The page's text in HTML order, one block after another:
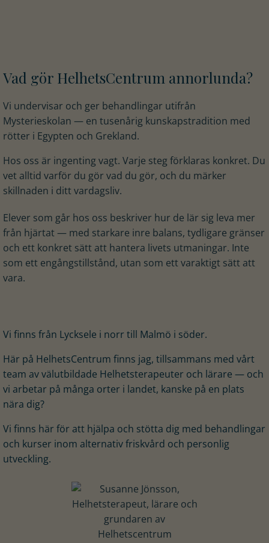
Vad gör HelhetsCentrum annorlunda?
Vi undervisar och ger behandlingar utifrån
Mysterieskolan — en tusenårig kunskapstradition med
rötter i Egypten och Grekland.
Hos oss är ingenting vagt. Varje steg förklaras konkret. Du
vet alltid varför du gör vad du gör, och du märker
skillnaden i ditt vardagsliv.
Elever som går hos oss beskriver hur de lär sig leva mer
från hjärtat — med starkare inre balans, tydligare gränser
och ett konkret sätt att hantera livets utmaningar. Inte
som ett engångstillstånd, utan som ett varaktigt sätt att
vara.
Vi finns från Lycksele i norr till Malmö i söder.
Här på HelhetsCentrum finns jag, tillsammans med vårt
team av välutbildade Helhetsterapeuter och lärare — och
vi arbetar på många orter i landet, kanske på en plats
nära dig?
Vi finns här för att hjälpa och stötta dig med behandlingar
och kurser inom alternativ friskvård och personlig
utveckling.